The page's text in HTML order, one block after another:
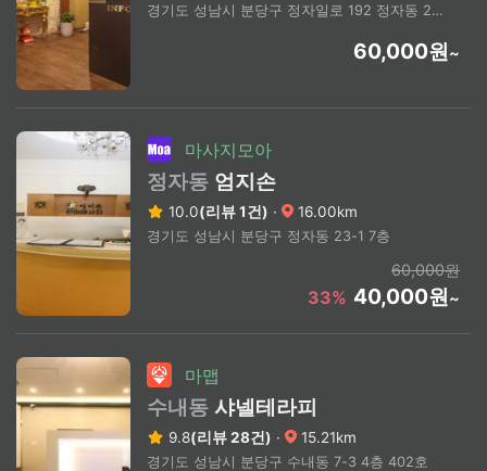
경기도 성남시 분당구 정자일로 192 정자동 23-1 지.파크프라자 6층 604호
60,000원~
마사지모아
정자동 엄지손
10.0(리뷰 1건) · 16.00km
경기도 성남시 분당구 정자동 23-1 7층
60,000원
33% 40,000원~
마맵
수내동 샤넬테라피
9.8(리뷰 28건) · 15.21km
경기도 성남시 분당구 수내동 7-3 4층 402호